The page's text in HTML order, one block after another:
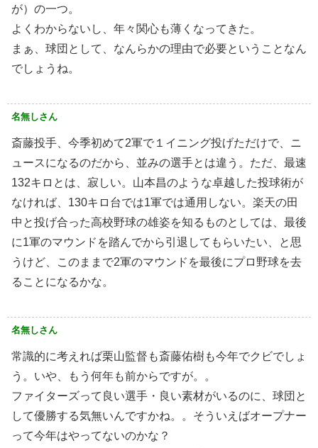
が）の一つ。
よくわからないし、年々関心も薄くなってきた。
まぁ、球団として、なんらかの理由で必要ということなん
でしょうね。
名無しさん
斎藤投手、今季初めて2軍で１イニング投げただけで、ニ
ュースになるのだから、並みの選手とは違う。ただ、最速
132キロとは、寂しい。山本昌のような卓越した投球術が
なければ、130キロ台では1軍では通用しない。楽天の田
中と投げ合った高校野球の雄姿を知るものとしては、最後
に1軍のマウンドを踏んでから引退してもらいたい、と思
うけど、このままで2軍のマウンドを最後にプロ野球を去
ることになるかな。
名無しさん
常識的に考えれば栗山監督も斎藤佑樹も今年でクビでしょ
う。いや、もう何年も前からですが。。
ファイターズって良い選手・良い素材がいるのに、球団と
して優勝する気無いんですかね。。そういえばオープナー
って今年はやってないのかな？